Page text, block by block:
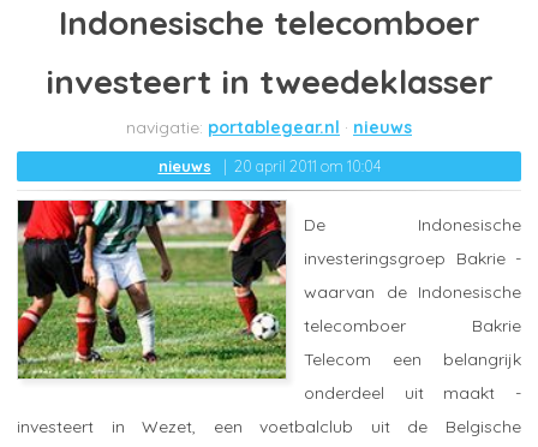
Indonesische telecomboer
investeert in tweedeklasser
portablegear.nl nieuws
nieuws 20 april 2011 om 10:04
De Indonesische
investeringsgroep Bakrie -
waarvan de Indonesische
telecomboer Bakrie
Telecom een belangrijk
onderdeel uit maakt -
investeert in Wezet, een voetbalclub uit de Belgische